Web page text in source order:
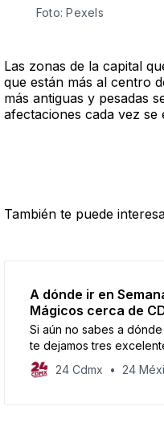
Foto: Pexels
Las zonas de la capital
que están más al centro
más antiguas y pesadas
afectaciones cada vez se
También te puede
A dónde ir en
Mágicos cerca de
Si aún no sabes a
te dejamos tres
cerca de la capital del
24 Cdmx 24